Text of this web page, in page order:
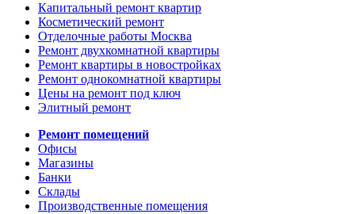
Капитальный ремонт квартир
Косметический ремонт
Отделочные работы Москва
Ремонт двухкомнатной квартиры
Ремонт квартиры в новостройках
Ремонт однокомнатной квартиры
Цены на ремонт под ключ
Элитный ремонт
Ремонт помещений
Офисы
Магазины
Банки
Склады
Производственные помещения